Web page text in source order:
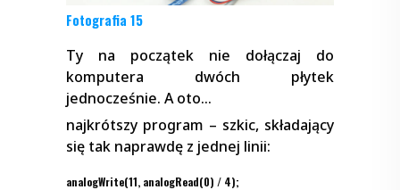
Fotografia 15
Ty na początek nie dołączaj do
komputera dwóch płytek
jednocześnie. A oto…
najkrótszy program – szkic, składający
się tak naprawdę z jednej linii:
analogWrite(11, analogRead(0) / 4);